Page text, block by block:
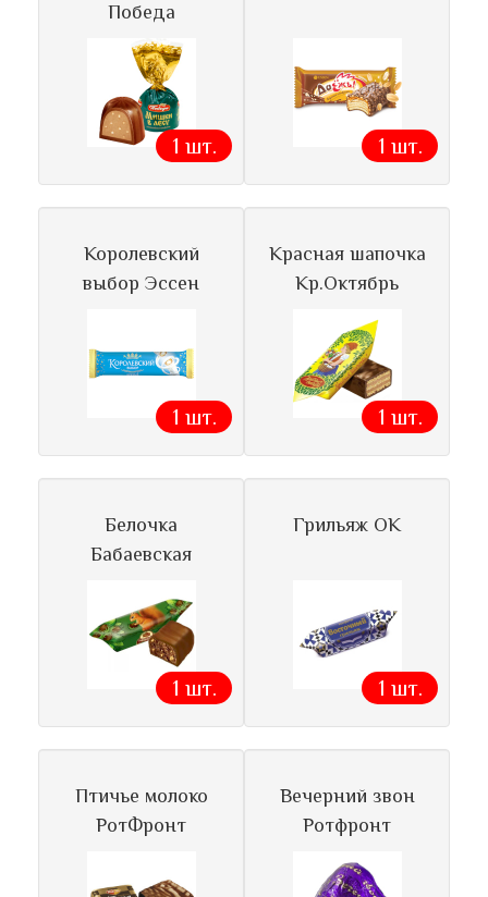
Победа
1 шт. 1 шт.
Королевский
выбор Эссен
1 шт.
Красная шапочка
Кр.Октябрь
1 шт.
Белочка
Бабаевская
1 шт.
Грильяж ОК
1 шт.
Птичье молоко
РотФронт
Вечерний звон
Ротфронт